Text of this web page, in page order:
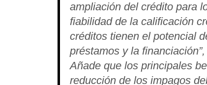
ampliación del crédito para
fiabilidad de la calificación
créditos tienen el potencial
préstamos y la
Añade que los principales
reducción de los impagos